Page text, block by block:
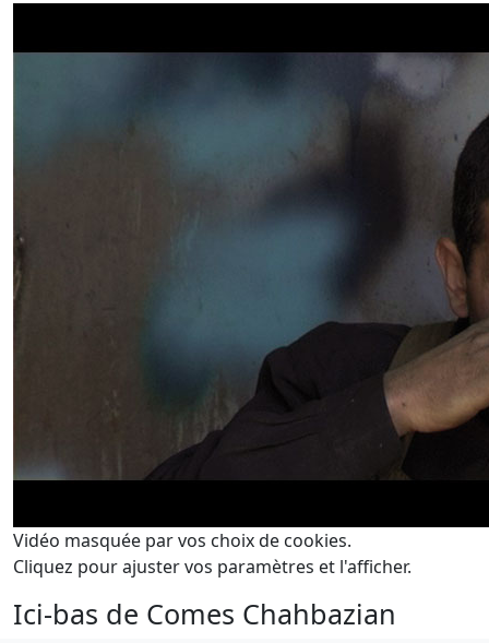
Vidéo masquée par vos choix de cookies.
Cliquez pour ajuster vos paramètres et l'afficher.
Ici-bas de Comes Chahbazian